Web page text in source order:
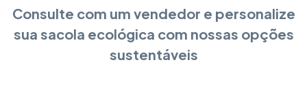
Consulte com um vendedor e personalize
sua sacola ecológica com nossas opções
sustentáveis